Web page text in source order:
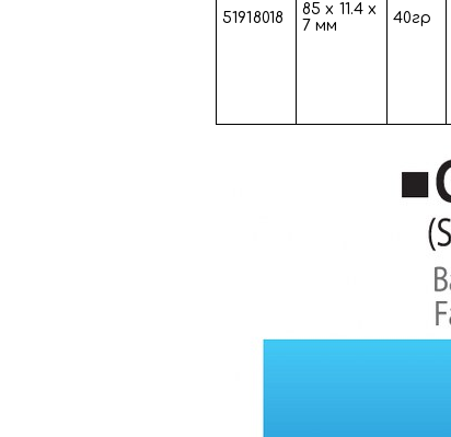
51918018
85 х 11.4 х
7 мм
40гр